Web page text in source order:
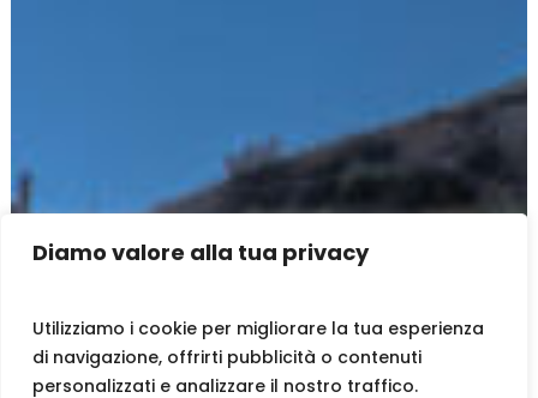
Diamo valore alla tua privacy
Utilizziamo i cookie per migliorare la tua esperienza
di navigazione, offrirti pubblicità o contenuti
personalizzati e analizzare il nostro traffico.